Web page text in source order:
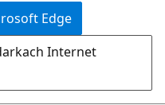
Edge
Internet